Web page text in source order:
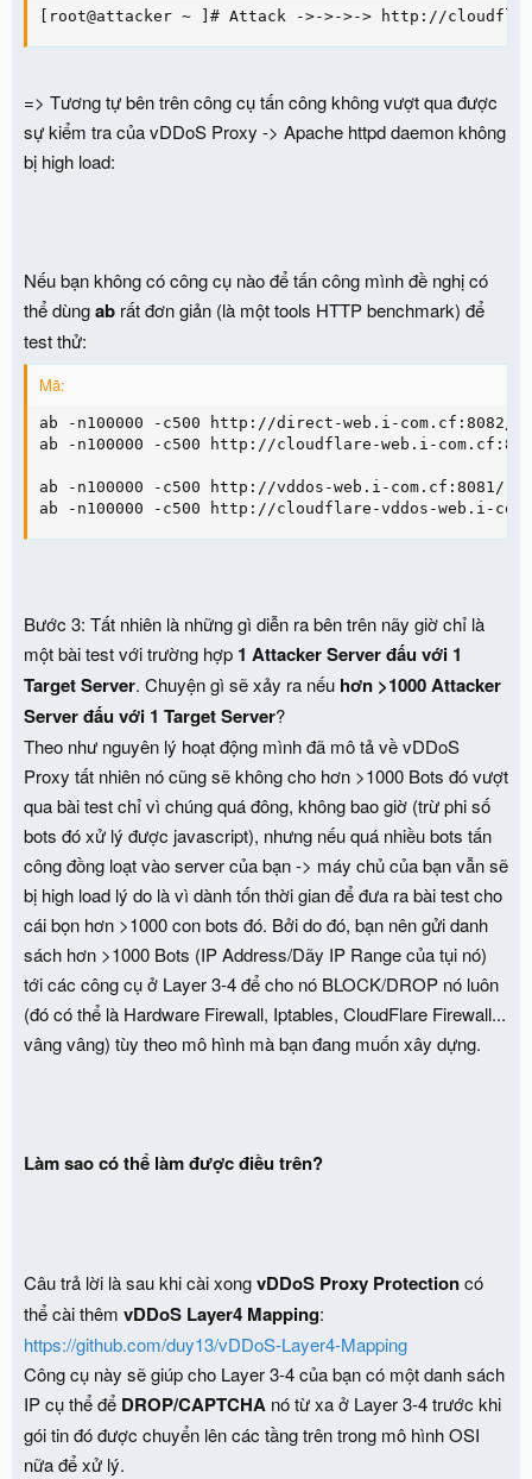
[root@attacker ~ ]# Attack ->->->-> http://
=> Tương tự bên trên công cụ tấn công không vượt qua được
sự kiểm tra của vDDoS Proxy -> Apache httpd daemon không
bị high load:
Nếu bạn không có công cụ nào để tấn công mình đề nghị có
thể dùng ab rất đơn giản (là một tools HTTP benchmark) để
test thử:
ab -n100000 -c500 http://direct-web.i-com.cf:8082/
ab -n100000 -c500 http://vddos-web.i-com.cf:8081/ #
Bước 3: Tất nhiên là những gì diễn ra bên trên nãy giờ chỉ là
một bài test với trường hợp 1 Attacker Server đấu với 1
Target Server. Chuyện gì sẽ xảy ra nếu hơn >1000 Attacker
Server đấu với 1 Target Server ?
Theo như nguyên lý hoạt động mình đã mô tả về vDDoS
Proxy tất nhiên nó cũng sẽ không cho hơn >1000 Bots đó vượt
qua bài test chỉ vì chúng quá đông, không bao giờ (trừ phi số
bots đó xử lý được javascript), nhưng nếu quá nhiều bots tấn
công đồng loạt vào server của bạn -> máy chủ của bạn vẫn sẽ
bị high load lý do là vì dành tốn thời gian để đưa ra bài test cho
cái bọn hơn >1000 con bots đó. Bởi do đó, bạn nên gửi danh
sách hơn >1000 Bots (IP Address/Dãy IP Range của tụi nó)
tới các công cụ ở Layer 3-4 để cho nó BLOCK/DROP nó luôn
(đó có thể là Hardware Firewall, Iptables, CloudFlare Firewall...
vâng vâng) tùy theo mô hình mà bạn đang muốn xây dựng.
Câu trả lời là sau khi cài xongvDDoS Proxy Protection
thể cài thêmvDDoS Layer4 Mapping:
https://github.com/duy13/vDDoS-Layer4-Mapping
Công cụ này sẽ giúp cho Layer 3-4 của bạn có một danh sách
IP cụ thể đểDROP/CAPTCHA nó từ xa ở Layer 3-4 trước khi